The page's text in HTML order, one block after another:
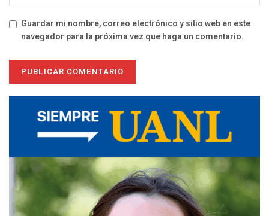
Guardar mi nombre, correo electrónico y sitio web en este
navegador para la próxima vez que haga un comentario.